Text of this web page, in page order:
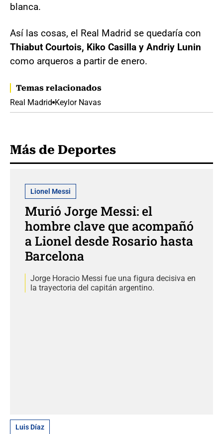
blanca.
Así las cosas, el Real Madrid se quedaría con
Thiabut Courtois, Kiko Casilla y Andriy Lunin
como arqueros a partir de enero.
Temas relacionados
Real Madrid Keylor Navas
Más de Deportes
Lionel Messi
Murió Jorge Messi: el
hombre clave que acompañó
a Lionel desde Rosario hasta
Barcelona
Jorge Horacio Messi fue una figura decisiva en
la trayectoria del capitán argentino.
Luis Díaz